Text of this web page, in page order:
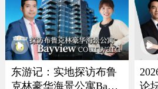
东游记：实地探访布鲁
克林豪华海景公寓Bayvi
论